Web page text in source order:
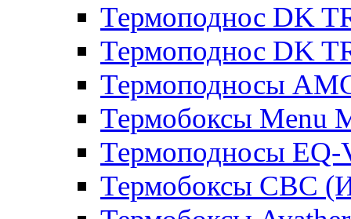
Термоподнос DK
Термоподнос DK
Термоподносы
Термобоксы Menu
Термоподносы EQ-
Термобоксы CBC